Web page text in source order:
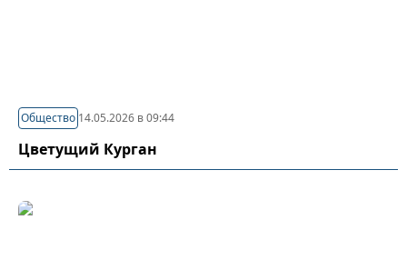
Общество 14.05.2026 в 09:44
Цветущий Курган